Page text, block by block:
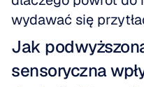
wydawać się
Jak
sensoryczna